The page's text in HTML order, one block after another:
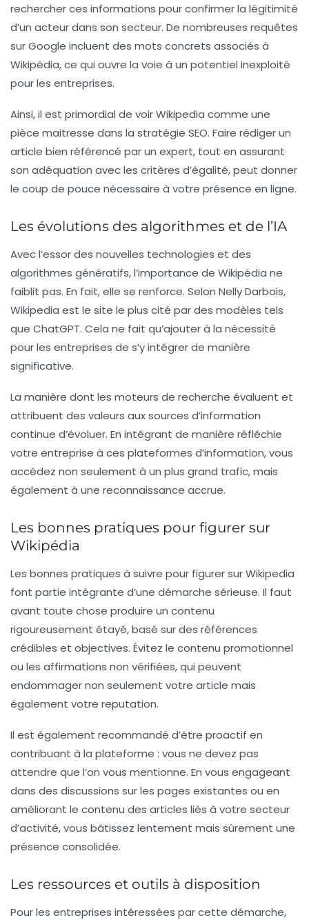
rechercher ces informations pour confirmer la légitimité
d’un acteur dans son secteur. De nombreuses requêtes
sur Google incluent des mots concrets associés à
Wikipédia, ce qui ouvre la voie à un potentiel inexploité
pour les entreprises.
Ainsi, il est primordial de voir Wikipedia comme une
pièce maitresse dans la stratégie SEO. Faire rédiger un
article bien référencé par un expert, tout en assurant
son adéquation avec les critères d’égalité, peut donner
le coup de pouce nécessaire à votre présence en ligne.
Les évolutions des algorithmes et de l’IA
Avec l’essor des nouvelles technologies et des
algorithmes génératifs, l’importance de Wikipédia ne
faiblit pas. En fait, elle se renforce. Selon Nelly Darbois,
Wikipedia est le site le plus cité par des modèles tels
que ChatGPT. Cela ne fait qu’ajouter à la nécessité
pour les entreprises de s’y intégrer de manière
significative.
La manière dont les moteurs de recherche évaluent et
attribuent des valeurs aux sources d’information
continue d’évoluer. En intégrant de manière réfléchie
votre entreprise à ces plateformes d’information, vous
accédez non seulement à un plus grand trafic, mais
également à une reconnaissance accrue.
Les bonnes pratiques pour figurer sur
Wikipédia
Les bonnes pratiques à suivre pour figurer sur Wikipedia
font partie intégrante d’une démarche sérieuse. Il faut
avant toute chose produire un contenu
rigoureusement étayé, basé sur des références
crédibles et objectives. Évitez le contenu promotionnel
ou les affirmations non vérifiées, qui peuvent
endommager non seulement votre article mais
également votre reputation.
Il est également recommandé d’être proactif en
contribuant à la plateforme : vous ne devez pas
attendre que l’on vous mentionne. En vous engageant
dans des discussions sur les pages existantes ou en
améliorant le contenu des articles liés à votre secteur
d’activité, vous bâtissez lentement mais sûrement une
présence consolidée.
Les ressources et outils à disposition
Pour les entreprises intéressées par cette démarche,